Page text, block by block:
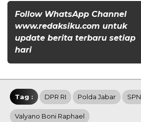
Follow WhatsApp Channel
www.redaksiku.com untuk
update berita terbaru setiap
hari
Tag : DPR RI Polda Jabar SPN
Valyano Boni Raphael